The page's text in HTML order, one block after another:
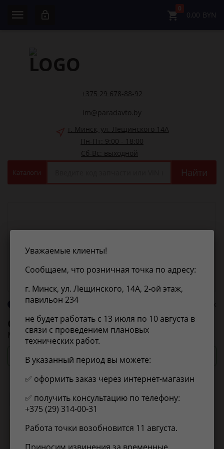
0
0,00 BYN
+375 29 678-88-92
im@paradavto.by
г. Минск, ул. Лещинского 14А
Пн-Пт: 9:00 - 18:00
Сб-Вс: выходной
Каталоги Найти
О бренде OPEL
OPEL 23003808
Механизм стеклоочистителя / OPEL Meriva-A
Посмотреть цены и сроки
Применимость Отзывы
Нет информации о применимости
Уважаемые клиенты!
Сообщаем, что розничная точка по адресу:
г. Минск, ул. Лещинского, 14А, 2-ой этаж,
павильон 234
не будет работать с 13 июля по 10 августа в
связи с проведением плановых
технических работ.
В указанный период вы можете:
✅ оформить заказ через интернет-магазин
✅ получить консультацию по телефону:
+375 (29) 314-00-31
Работа точки возобновится 11 августа.